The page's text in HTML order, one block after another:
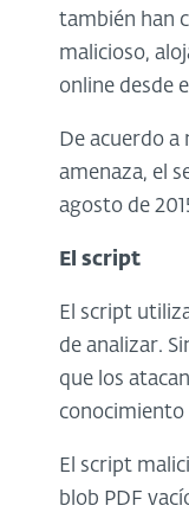
también han
malicioso,
online desde
De acuerdo
amenaza, el
agosto de
El script
El script
de analizar.
que los
conocimiento
El script
blob PDF